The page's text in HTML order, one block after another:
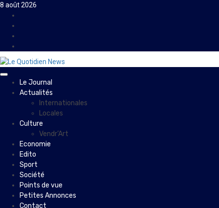
Skip
content
8 août 2026
PrimaryLe Journal
Actualités
Internationales
Locales
Culture
Vendr’Art
Economie
Edito
Sport
Société
Points de vue
Petites Annonces
Contact